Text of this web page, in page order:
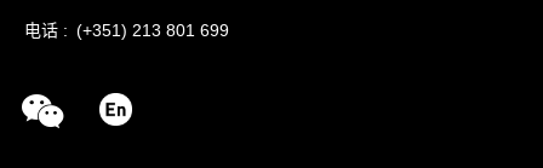
电话 : (+351) 213 801 699